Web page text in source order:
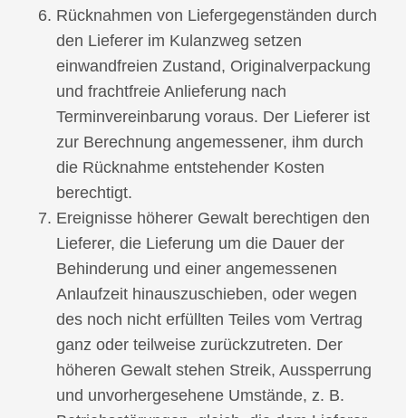
Rücknahmen von Liefergegenständen durch
den Lieferer im Kulanzweg setzen
einwandfreien Zustand, Originalverpackung
und frachtfreie Anlieferung nach
Terminvereinbarung voraus. Der Lieferer ist
zur Berechnung angemessener, ihm durch
die Rücknahme entstehender Kosten
berechtigt.
Ereignisse höherer Gewalt berechtigen den
Lieferer, die Lieferung um die Dauer der
Behinderung und einer angemessenen
Anlaufzeit hinauszuschieben, oder wegen
des noch nicht erfüllten Teiles vom Vertrag
ganz oder teilweise zurückzutreten. Der
höheren Gewalt stehen Streik, Aussperrung
und unvorhergesehene Umstände, z. B.